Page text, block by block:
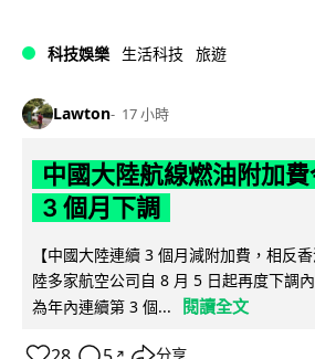
科技娛樂 生活科技 旅遊
Lawton 17 小時
中國大陸航線燃油附加
3 個月下調
【中國大陸連續 3 個月減附加費，相反
陸多家航空公司自 8 月 5 日起再度下調
為年內連續第 3 個...
閱讀全文
↗